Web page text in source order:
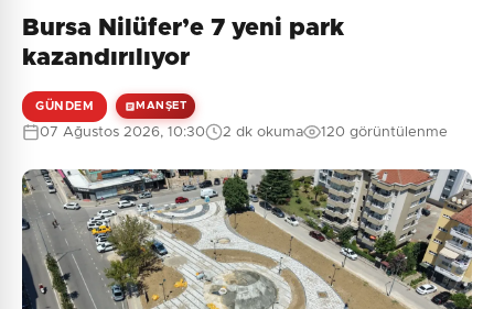
Bursa Nilüfer’e 7 yeni park
kazandırılıyor
GÜNDEM MANŞET
07 Ağustos 2026, 10:30 2 dk okuma 120 görüntülenme